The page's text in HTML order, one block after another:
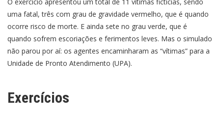
uma fatal, três com grau de gravidade vermelho, que é quando
ocorre risco de morte. E ainda sete no grau verde, que é
quando sofrem escoriações e ferimentos leves. Mas o simulado
não parou por aí: os agentes encaminharam as “vítimas” para a
Unidade de Pronto Atendimento (UPA).
Exercícios